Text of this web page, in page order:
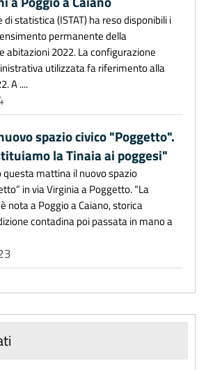
di statistica (ISTAT) ha reso disponibili i
permanente della
abitazioni 2022. La configurazione
utilizzata fa riferimento alla
A ....
spazio civico "Poggetto".
la Tinaia ai poggesi"
mattina il nuovo spazio
in via Virginia a Poggetto. “La
nota a Poggio a Caiano, storica
contadina poi passata in mano a